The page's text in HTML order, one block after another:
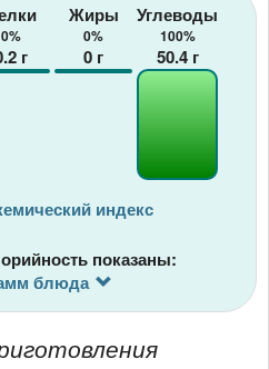
0%
г
Жиры
0%
0 г
Углеводы
100%
50.4г
индекс
показаны:
блюда